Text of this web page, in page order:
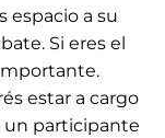
espacio a su
Si eres el
estar a cargo
un participante